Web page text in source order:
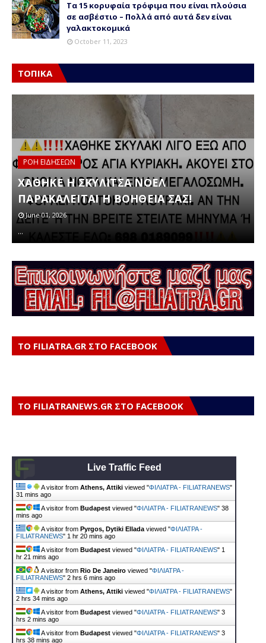
Τα 15 κορυφαία τρόφιμα που είναι πλούσια
σε ασβέστιο – Πολλά από αυτά δεν είναι
γαλακτοκομικά
October 11, 2023
ΤΟΠΙΚΑ
ΡΟΗ ΕΙΔΗΣΕΩΝ
ΧΑΘΗΚΕ Η ΣΚΥΛΙΤΣΑ ΝΟΕΛ
ΠΑΡΑΚΑΛΕΙΤΑΙ Η ΒΟΗΘΕΙΑ ΣΑΣ!
June 01, 2026
…
ΤΟ FILIATRA.GR ΣΤΟ FACEBOOK
ΤΟ FILIATRANEWS.GR ΣΤΟ FACEBOOK
Live Traffic Feed
A visitor from Athens, Attiki viewed "ΦΙΛΙΑΤΡΑ - FILIATRANEWS"
31 mins ago
A visitor from Budapest viewed "ΦΙΛΙΑΤΡΑ - FILIATRANEWS" 38
mins ago
A visitor from Pyrgos, Dytiki Ellada viewed "ΦΙΛΙΑΤΡΑ -
FILIATRANEWS" 1 hr 20 mins ago
A visitor from Budapest viewed "ΦΙΛΙΑΤΡΑ - FILIATRANEWS" 1
hr 21 mins ago
A visitor from Rio De Janeiro viewed "ΦΙΛΙΑΤΡΑ -
FILIATRANEWS" 2 hrs 6 mins ago
A visitor from Athens, Attiki viewed "ΦΙΛΙΑΤΡΑ - FILIATRANEWS"
2 hrs 34 mins ago
A visitor from Budapest viewed "ΦΙΛΙΑΤΡΑ - FILIATRANEWS" 3
hrs 2 mins ago
A visitor from Budapest viewed "ΦΙΛΙΑΤΡΑ - FILIATRANEWS" 3
hrs 38 mins ago